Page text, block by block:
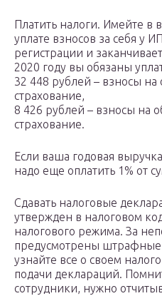
Платить налоги. Имейте в
уплате взносов за себя у
регистрации и
2020 году вы обязаны
32 448 рублей – взносы на
страхование,
8 426 рублей – взносы на
страхование.
Если ваша годовая
надо еще оплатить 1% от
Сдавать налоговые
утвержден в налоговом
налогового режима. За
предусмотрены штрафные
узнайте все о своем
подачи деклараций.
сотрудники, нужно